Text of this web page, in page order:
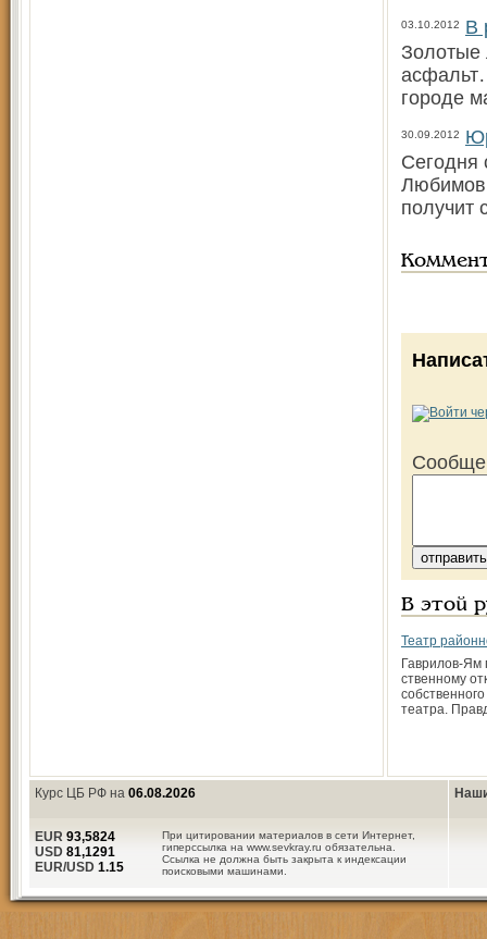
03.10.2012
В
Золотые
городе
30.09.2012
Сегодня
Любимов
получит
В этой
Театр
Гаврилов-Ям
ственному
собственного
театра.
Курс ЦБ РФ на 06.08.2026
При цитировании материалов в сети Интернет,
гиперссылка на www.sevkray.ru обязательна.
Ссылка не должна быть закрыта к индексации
поисковыми машинами.
EUR 93,5824
USD 81,1291
EUR/USD 1.15